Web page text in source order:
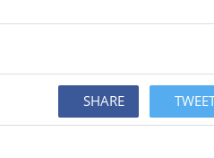
SHARE